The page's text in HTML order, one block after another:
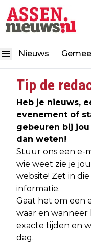
Nieuws
Tip de
Heb je nieuws,
evenement of
gebeuren bij
dan weten!
Stuur ons een e-
wie weet zie je
website! Zet in
informatie.
Gaat het om een
waar en
exacte tijden en
dag.